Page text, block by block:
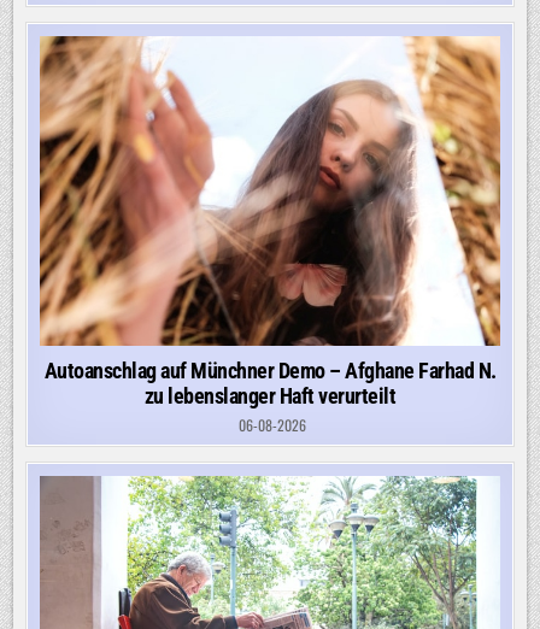
Autoanschlag auf Münchner Demo – Afghane Farhad N.
zu lebenslanger Haft verurteilt
06-08-2026